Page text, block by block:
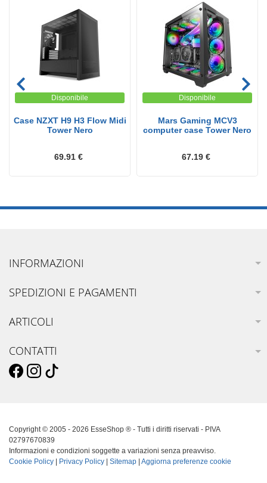
Disponibile
Case NZXT H9 H3 Flow Midi
Tower Nero
69.91 €
Disponibile
Mars Gaming MCV3
computer case Tower Nero
67.19 €
INFORMAZIONI
SPEDIZIONI E PAGAMENTI
ARTICOLI
CONTATTI
Copyright © 2005 - 2026 EsseShop ® - Tutti i diritti riservati - PIVA
02797670839
Informazioni e condizioni soggette a variazioni senza preavviso.
Cookie Policy
Privacy Policy Sitemap Aggiorna preferenze cookie